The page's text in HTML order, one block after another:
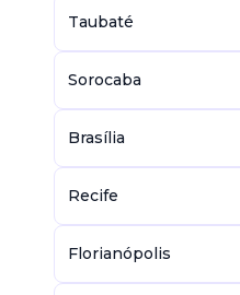
Taubaté
Sorocaba
Brasília
Recife
Florianópolis